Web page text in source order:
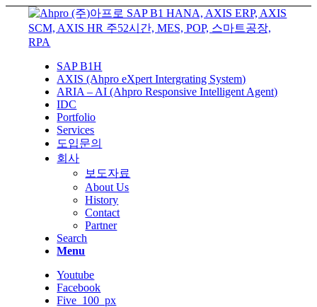
SAP B1H
AXIS (Ahpro eXpert Intergrating System)
ARIA – AI (Ahpro Responsive Intelligent Agent)
IDC
Portfolio
Services
도입문의
회사
보도자료
About Us
History
Contact
Partner
Search
Menu
Youtube
Facebook
Five_100_px